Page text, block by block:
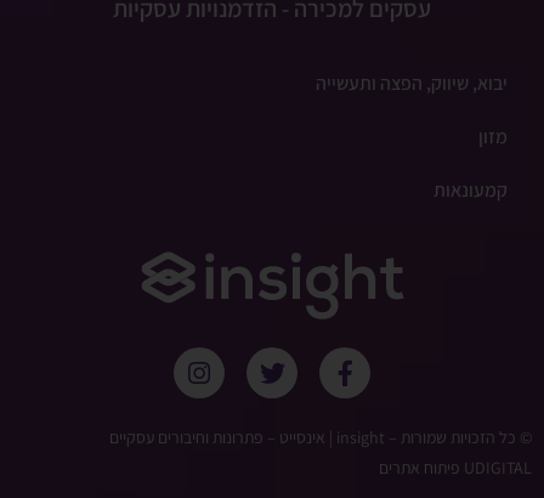
עסקים למכירה - הזדמנויות עסקיות
יבוא, שיווק, הפצה ותעשייה
מזון
קמעונאות
© כל הזכויות שמורות – ‫insight | אינסייט – פתרונות וחיבורים עסקיים
UDIGITAL פיתוח אתרים